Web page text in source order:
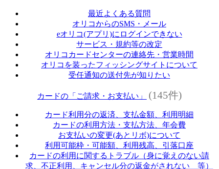
最近よくある質問
オリコからのSMS・メール
eオリコ(アプリ)にログインできない
サービス・規約等の改定
オリコカードセンターの連絡先・営業時間
オリコを装ったフィッシングサイトについて
受任通知の送付先が知りたい
カードの「ご請求・お支払い」 (145件)
カード利用分の返済、支払金額、利用明細
カードの利用方法・支払方法、年会費
お支払いの変更(あとリボ)について
利用可能枠・可能額、利用残高、引落口座
カードの利用に関するトラブル（身に覚えのない請
求、不正利用、キャンセル分の返金がされない 等）